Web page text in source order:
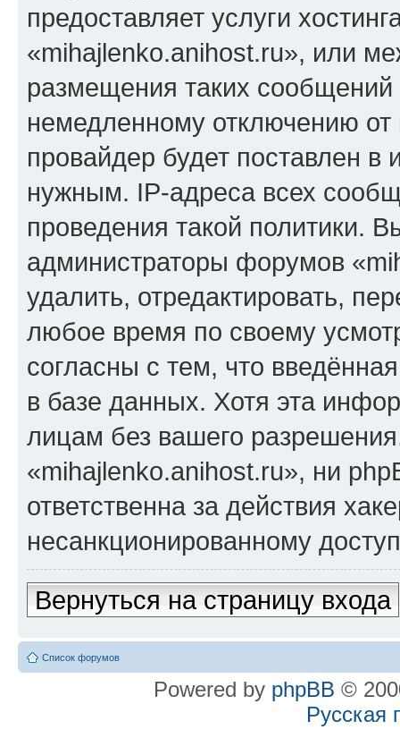
предоставляет услуги
«mihajlenko.anihost.ru», или
размещения таких
немедленному отключению
провайдер будет поставлен в
нужным. IP-адреса всех
проведения такой политики.
администраторы форумов
удалить, отредактировать,
любое время по своему
согласны с тем, что
в базе данных. Хотя эта
лицам без вашего
«mihajlenko.anihost.ru», ни
ответственна за действия
несанкционированному
Вернуться на страницу входа
Список форумов
Powered by phpBB ©
Русская